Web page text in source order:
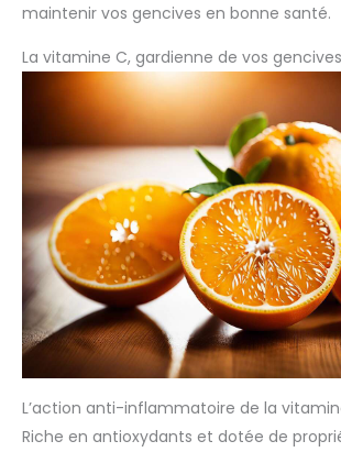
maintenir vos gencives en bonne santé.
La vitamine C, gardienne de vos
L’action anti-inflammatoire de la
Riche en antioxydants et dotée de